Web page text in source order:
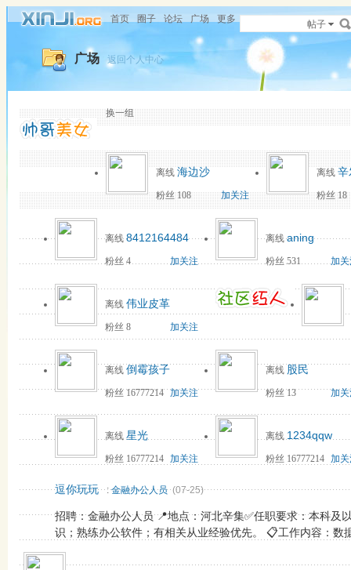
首页 圈子 论坛 广场 更多 帖子
广场 返回个人中心
换一组
离线 海边沙
粉丝 108 加关注
离线 辛
粉丝 18
离线 8412164484
粉丝 4 加关注
离线 aning
粉丝 531 加关
离线 伟业皮革
粉丝 8 加关注
离线 倒霉孩子
粉丝 16777214 加关注
离线 股民
粉丝 13 加关
离线 星光
粉丝 16777214 加关注
离线 1234qqw
粉丝 16777214 加关
逗你玩玩 :金融办公人员 (07-25)
招聘：金融办公人员 📍地点：河北辛集✅任职要求：本科及
识；熟练办公软件；有相关从业经验优先。 📋工作内容：数